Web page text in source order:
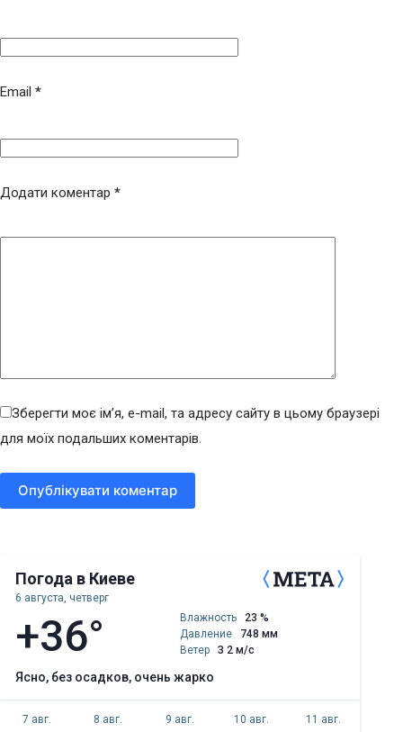
Email *
Додати коментар *
Зберегти моє ім’я, e-mail, та адресу сайту в цьому браузері
для моїх подальших коментарів.
Опублікувати коментар
Погода в Киеве
6 августа, четверг
+36° Влажность
23 %
Давление
748 мм
Ветер
З 2 м/с
ясно, без осадков, очень жарко
7 авг. 8 авг. 9 авг. 10 авг. 11 авг.